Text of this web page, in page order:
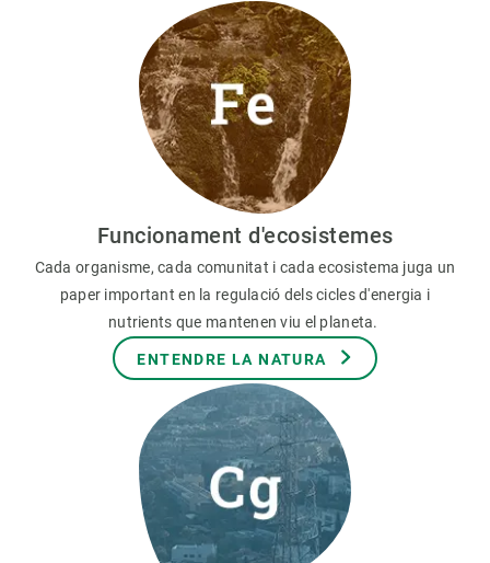
Funcionament d'ecosistemes
Cada organisme, cada comunitat i cada ecosistema juga un
paper important en la regulació dels cicles d'energia i
nutrients que mantenen viu el planeta.
ENTENDRE LA NATURA